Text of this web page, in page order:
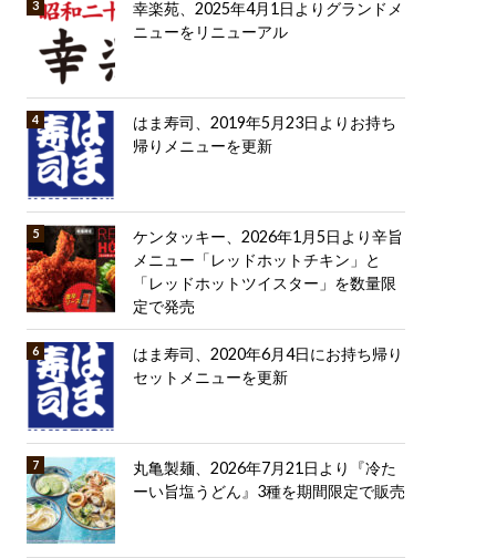
幸楽苑、2025年4月1日よりグランドメ
ニューをリニューアル
はま寿司、2019年5月23日よりお持ち
帰りメニューを更新
ケンタッキー、2026年1月5日より辛旨
メニュー「レッドホットチキン」と
「レッドホットツイスター」を数量限
定で発売
はま寿司、2020年6月4日にお持ち帰り
セットメニューを更新
丸亀製麺、2026年7月21日より『冷た
ーい旨塩うどん』3種を期間限定で販売